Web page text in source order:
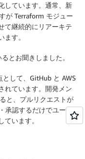
しています。通常、新
が Terraform モジュー
て継続的にリアーキテ
す。
とお聞きしました。
して、GitHub と AWS
れています。開発メン
と、プルリクエストが
承認するだけでユーザ
います。